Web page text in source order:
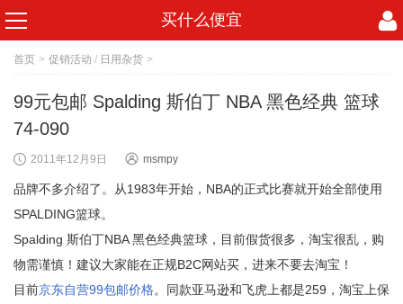
买什么便宜
首页 > 促销活动 / 日用杂货 >
99元包邮 Spalding 斯伯丁 NBA 黑色经典 篮球
74-090
2011年12月9日 msmpy
品牌不多介绍了。从1983年开始，NBA的正式比赛就开始全部使用
SPALDING篮球。
Spalding 斯伯丁NBA 黑色经典篮球，目前假货很多，淘宝很乱，购
物需谨慎！建议大家能在正规B2C网站买，进来不要去淘宝！
目前京东自营99包邮价格。同款亚马逊和飞虎上都是259，淘宝上保